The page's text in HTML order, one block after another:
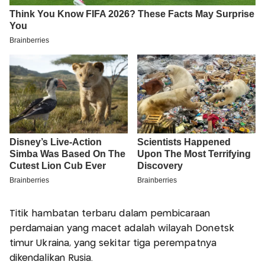
Titik hambatan terbaru dalam pembicaraan
perdamaian yang macet adalah wilayah Donetsk
timur Ukraina, yang sekitar tiga perempatnya
dikendalikan Rusia.